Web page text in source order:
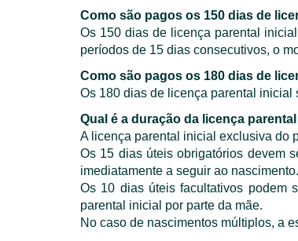
Como são pagos os 150 dias de
Os 150 dias de licença parental
períodos de 15 dias consecutivos, o
Como são pagos os 180 dias de
Os 180 dias de licença parental inicial
Qual é a duração da licença
A licença parental inicial exclusiva do
Os 15 dias úteis obrigatórios devem
imediatamente a seguir ao nascimento.
Os 10 dias úteis facultativos podem
parental inicial por parte da mãe.
No caso de nascimentos múltiplos, a